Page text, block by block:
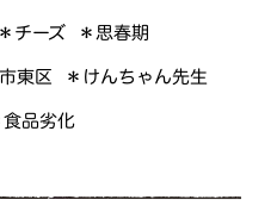
＊チーズ ＊思春期
東区 ＊けんちゃん先生
食品劣化